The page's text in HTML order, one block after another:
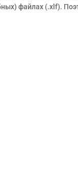
файлах (.xlf).